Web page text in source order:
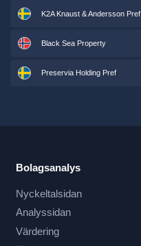
K2A Knaust & Andersson Pref
Black Sea Property
Preservia Holding Pref
Bolagsanalys
Nyckeltalsidan
Analyssidan
Värdering